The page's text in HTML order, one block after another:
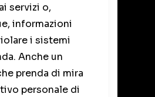
ai servizi o,
informazioni
i sistemi
Anche un
prenda di mira
personale di